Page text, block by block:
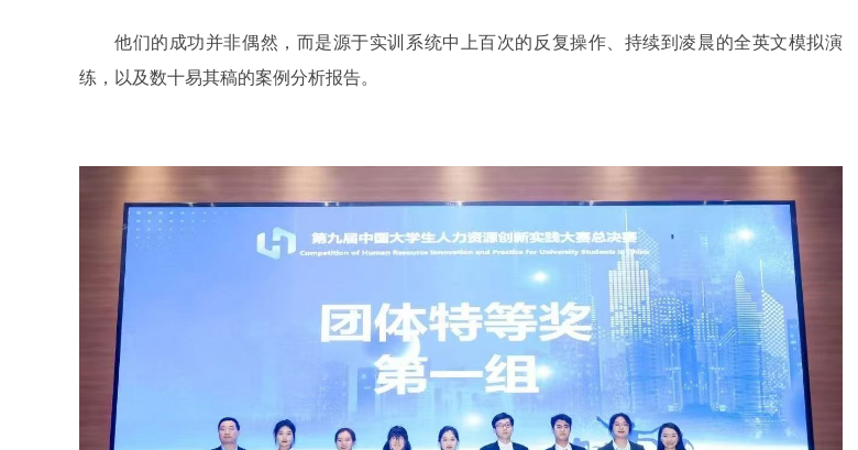
他们的成功并非偶然，而是源于实训系统中上百次的反复操作、持续到凌晨的全英文模拟演
练，以及数十易其稿的案例分析报告。